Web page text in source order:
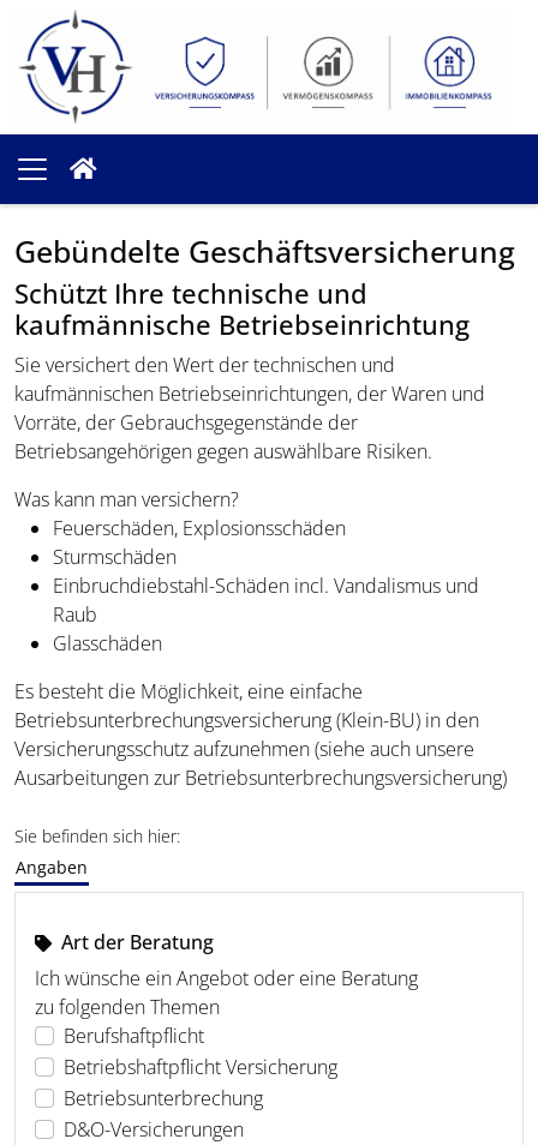
Gebündelte Geschäftsversicherung
Schützt Ihre technische und
kaufmännische Betriebseinrichtung
Sie versichert den Wert der technischen und
kaufmännischen Betriebseinrichtungen, der Waren und
Vorräte, der Gebrauchsgegenstände der
Betriebsangehörigen gegen auswählbare Risiken.
Was kann man versichern?
Feuerschäden, Explosionsschäden
Sturmschäden
Einbruchdiebstahl-Schäden incl. Vandalismus und
Raub
Glasschäden
Es besteht die Möglichkeit, eine einfache
Betriebsunterbrechungsversicherung (Klein-BU) in den
Versicherungsschutz aufzunehmen (siehe auch unsere
Ausarbeitungen zur Betriebsunterbrechungsversicherung)
Sie befinden sich hier:
Angaben
Art der Beratung
Ich wünsche ein Angebot oder eine Beratung
zu folgenden Themen
Berufshaftpflicht
Betriebshaftpflicht Versicherung
Betriebsunterbrechung
D&O-Versicherungen